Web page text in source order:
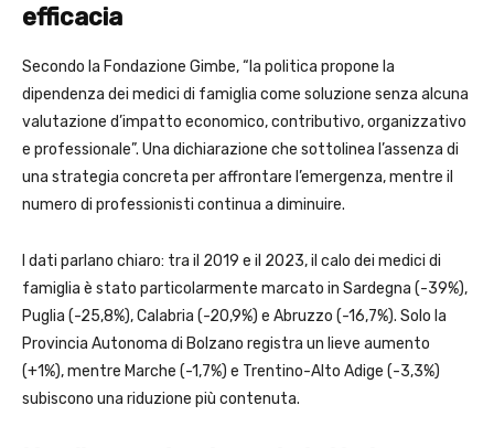
efficacia
Secondo la Fondazione Gimbe, “la politica propone la
dipendenza dei medici di famiglia come soluzione senza alcuna
valutazione d’impatto economico, contributivo, organizzativo
e professionale”. Una dichiarazione che sottolinea l’assenza di
una strategia concreta per affrontare l’emergenza, mentre il
numero di professionisti continua a diminuire.
I dati parlano chiaro: tra il 2019 e il 2023, il calo dei medici di
famiglia è stato particolarmente marcato in Sardegna (-39%),
Puglia (-25,8%), Calabria (-20,9%) e Abruzzo (-16,7%). Solo la
Provincia Autonoma di Bolzano registra un lieve aumento
(+1%), mentre Marche (-1,7%) e Trentino-Alto Adige (-3,3%)
subiscono una riduzione più contenuta.